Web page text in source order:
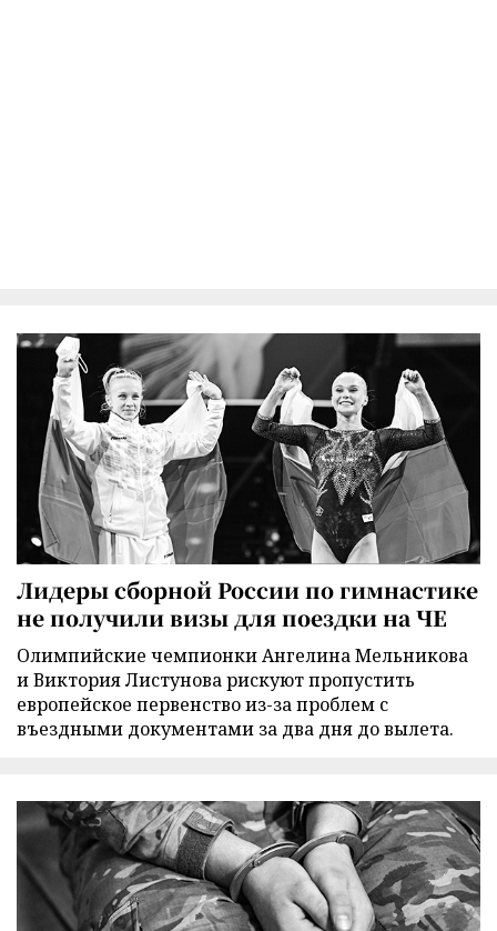
Лидеры сборной России по гимнастике
не получили визы для поездки на ЧЕ
Олимпийские чемпионки Ангелина Мельникова
и Виктория Листунова рискуют пропустить
европейское первенство из-за проблем с
въездными документами за два дня до вылета.